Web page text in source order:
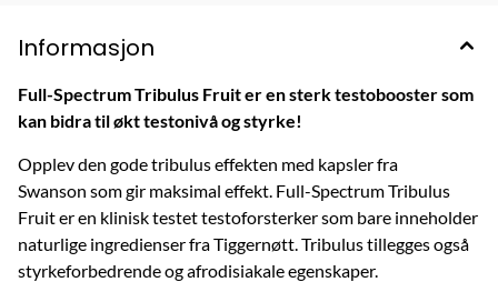
Informasjon
Full-Spectrum Tribulus Fruit er en sterk testobooster som
kan bidra til økt testonivå og styrke!
Opplev den gode tribulus effekten med kapsler fra
Swanson som gir maksimal effekt. Full-Spectrum Tribulus
Fruit er en klinisk testet testoforsterker som bare inneholder
naturlige ingredienser fra Tiggernøtt. Tribulus tillegges også
styrkeforbedrende og afrodisiakale egenskaper.